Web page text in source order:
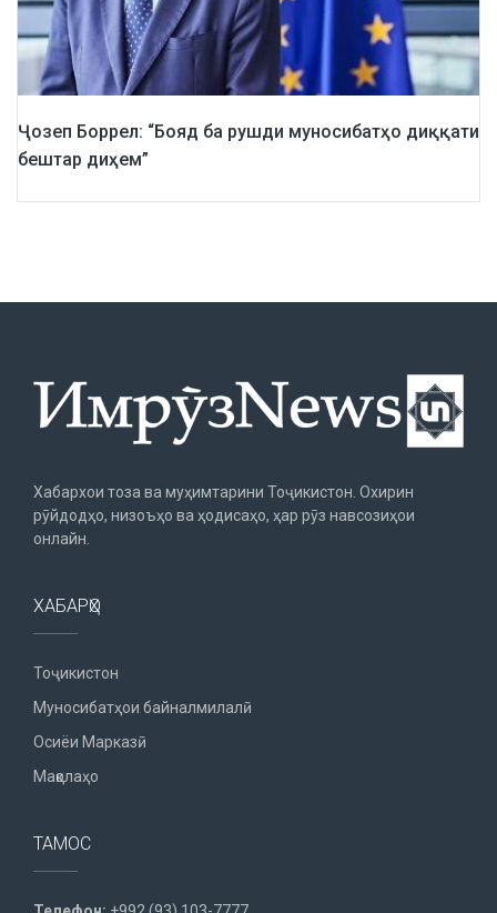
Ҷозеп Боррел: “Бояд ба рушди муносибатҳо диққати
бештар диҳем”
Хабархои тоза ва муҳимтарини Тоҷикистон. Охирин
рӯйдодҳо, низоъҳо ва ҳодисаҳо, ҳар рӯз навсозиҳои
онлайн.
ХАБАРҲО
Тоҷикистон
Муносибатҳои байналмилалӣ
Осиёи Марказӣ
Мақолаҳо
ТАМОС